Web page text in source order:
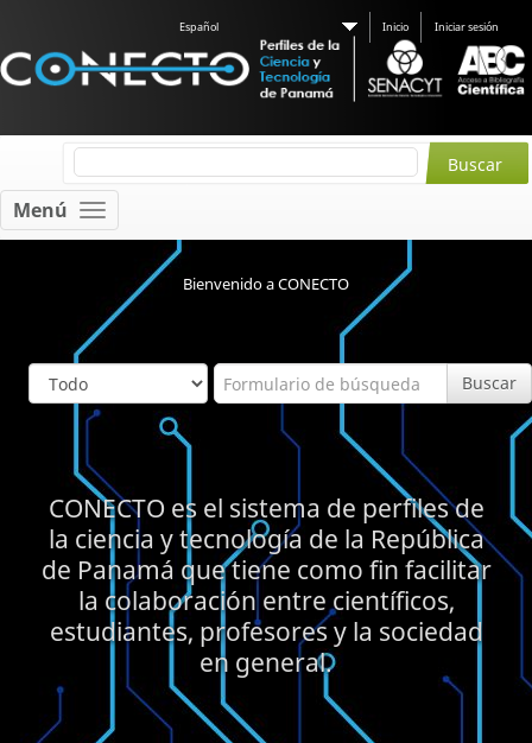
Español Inicio Iniciar sesión
Menú
Bienvenido a CONECTO
Buscar
CONECTO es el sistema de perfiles de
la ciencia y tecnología de la República
de Panamá que tiene como fin facilitar
la colaboración entre científicos,
estudiantes, profesores y la sociedad
en general.